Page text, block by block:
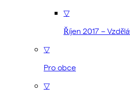
▽
Říjen 2017 –
▽
Pro obce
▽